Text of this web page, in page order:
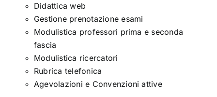
Didattica web
Gestione prenotazione esami
Modulistica professori prima e seconda
fascia
Modulistica ricercatori
Rubrica telefonica
Agevolazioni e Convenzioni attive